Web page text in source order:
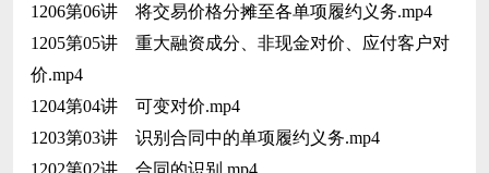
1206第06讲 将交易价格分摊至各单项履约义务.mp4
1205第05讲 重大融资成分、非现金对价、应付客户对
价.mp4
1204第04讲 可变对价.mp4
1203第03讲 识别合同中的单项履约义务.mp4
1202第02讲 合同的识别.mp4